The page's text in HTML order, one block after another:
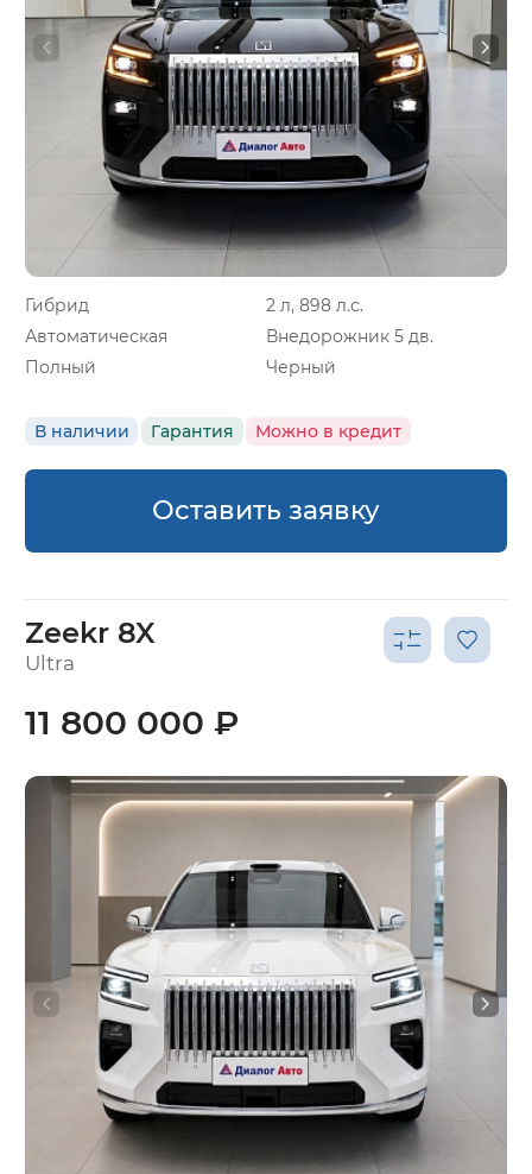
Гибрид
2 л, 898 л.с.
Автоматическая
Внедорожник 5 дв.
Полный
Черный
В наличии Гарантия Можно в кредит
Оставить заявку
Zeekr 8X
Ultra
11 800 000 ₽